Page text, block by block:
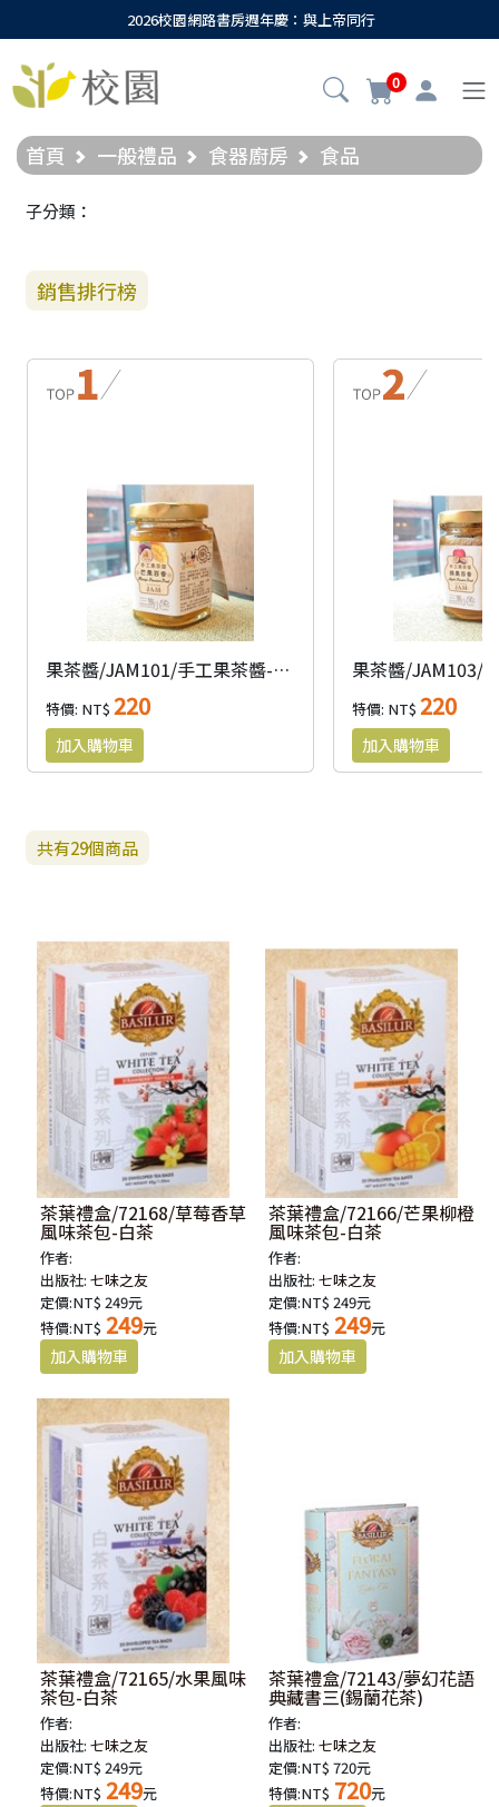
2026校園網路書房週年慶：與上帝同行
0
首頁 一般禮品 食器廚房 食品
子分類：
銷售排行榜
果茶醬/JAM101/手工果茶醬-芒果百香(200g)
特價: NT$220 特價: NT$220
共有29個商品
茶葉禮盒/72168/草莓香草
風味茶包-白茶
作者:
出版社:七味之友
定價:NT$ 249元
特價:NT$ 249元
茶葉禮盒/72166/芒果柳橙
風味茶包-白茶
作者:
出版社:七味之友
定價:NT$ 249元
特價:NT$ 249元
茶葉禮盒/72165/水果風味
茶包-白茶
作者:
出版社:七味之友
定價:NT$ 249元
特價:NT$ 249元
茶葉禮盒/72143/夢幻花語
典藏書三(錫蘭花茶)
作者:
出版社:七味之友
定價:NT$ 720元
特價:NT$ 720元